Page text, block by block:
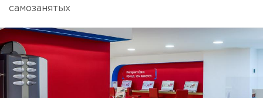
самозанятых